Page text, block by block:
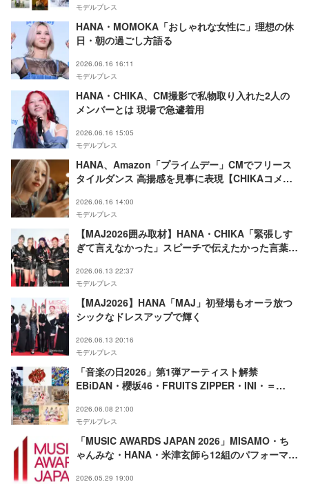
モデルプレス
HANA・MOMOKA「おしゃれな女性に」理想の休
日・朝の過ごし方語る
2026.06.16 16:11
モデルプレス
HANA・CHIKA、CM撮影で私物取り入れた2人の
メンバーとは 現場で急遽着用
2026.06.16 15:05
モデルプレス
HANA、Amazon「プライムデー」CMでフリース
タイルダンス 高揚感を見事に表現【CHIKAコメン
2026.06.16 14:00
モデルプレス
【MAJ2026囲み取材】HANA・CHIKA「緊張しす
ぎて言えなかった」スピーチで伝えたかった言葉
2026.06.13 22:37
モデルプレス
【MAJ2026】HANA「MAJ」初登場もオーラ放つ
シックなドレスアップで輝く
2026.06.13 20:16
モデルプレス
「音楽の日2026」第1弾アーティスト解禁
EBiDAN・櫻坂46・FRUITS ZIPPER・INI・＝
2026.06.08 21:00
モデルプレス
「MUSIC AWARDS JAPAN 2026」MISAMO・ち
ゃんみな・HANA・米津玄師ら12組のパフォーマン
2026.05.29 19:00